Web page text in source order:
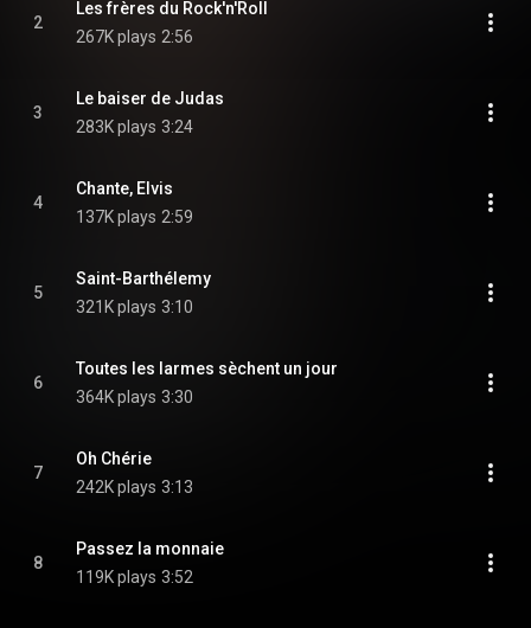
2
Les frères du Rock'n'Roll
267K plays 2:56
3
Le baiser de Judas
283K plays 3:24
4
Chante, Elvis
137K plays 2:59
5
Saint-Barthélemy
321K plays 3:10
6
Toutes les larmes sèchent un jour
364K plays 3:30
7
Oh Chérie
242K plays 3:13
8
Passez la monnaie
119K plays 3:52